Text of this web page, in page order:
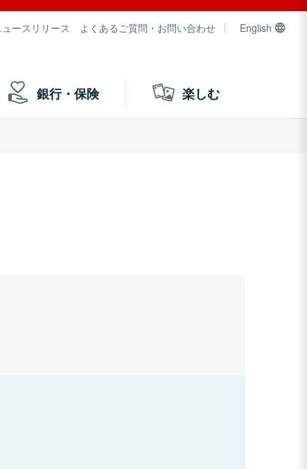
ュースリリース よくあるご質問・お問い合わせ English
銀行・保険 楽しむ